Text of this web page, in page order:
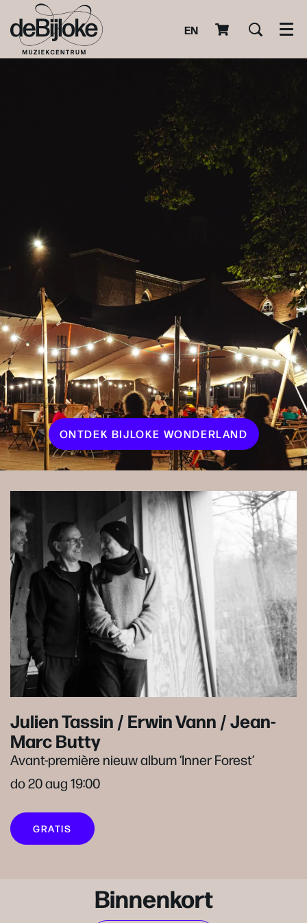
EN
ONTDEK BIJLOKE WONDERLAND
Julien Tassin / Erwin Vann / Jean-
Marc Butty
Avant-première nieuw album ‘Inner Forest’
do 20 aug19:00
GRATIS
Binnenkort